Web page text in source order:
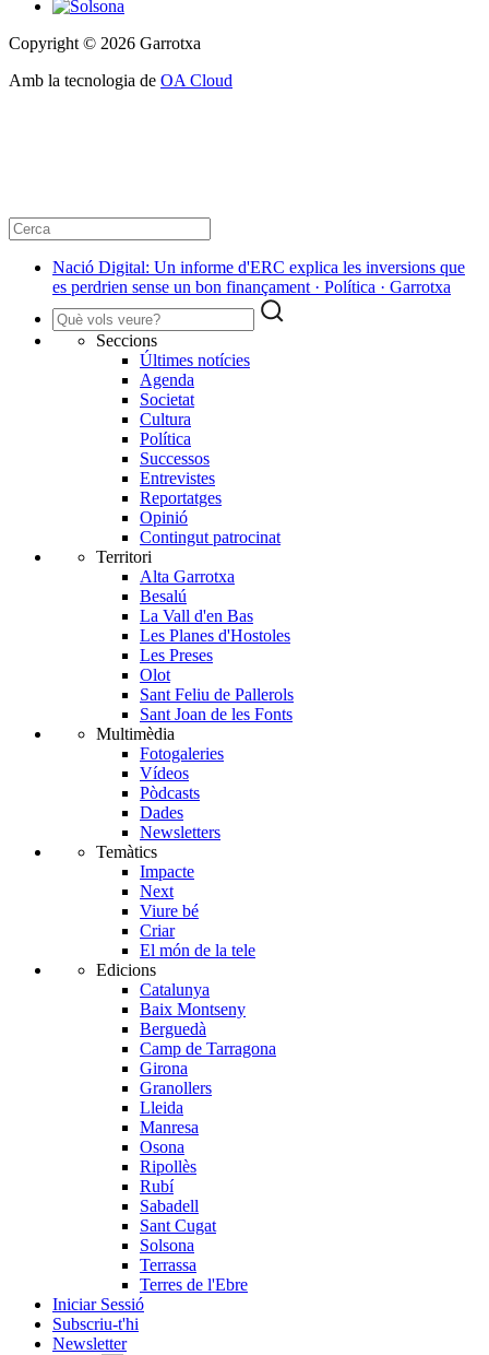
Copyright © 2026 Garrotxa
Amb la tecnologia de OA Cloud
Nació Digital: Un informe d'ERC explica les inversions que
es perdrien sense un bon finançament · Política · Garrotxa
Seccions
Últimes notícies
Agenda
Societat
Cultura
Política
Successos
Entrevistes
Reportatges
Opinió
Contingut patrocinat
Territori
Alta Garrotxa
Besalú
La Vall d'en Bas
Les Planes d'Hostoles
Les Preses
Olot
Sant Feliu de Pallerols
Sant Joan de les Fonts
Multimèdia
Fotogaleries
Vídeos
Pòdcasts
Dades
Newsletters
Temàtics
Impacte
Next
Viure bé
Criar
El món de la tele
Edicions
Catalunya
Baix Montseny
Berguedà
Camp de Tarragona
Girona
Granollers
Lleida
Manresa
Osona
Ripollès
Rubí
Sabadell
Sant Cugat
Solsona
Terrassa
Terres de l'Ebre
Iniciar Sessió
Subscriu-t'hi
Newsletter